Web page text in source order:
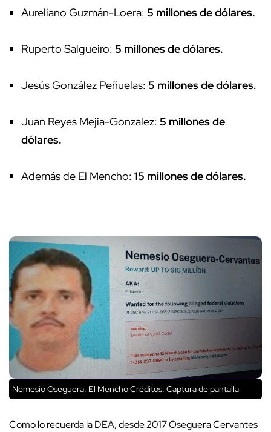
Aureliano Guzmán-Loera: 5 millones de dólares.
Ruperto Salgueiro: 5 millones de dólares.
Jesús González Peñuelas: 5 millones de dólares.
Juan Reyes Mejia-Gonzalez: 5 millones de
dólares.
Además de El Mencho: 15 millones de dólares.
Nemesio Oseguera, El MenchoCréditos: Captura de pantalla
Como lo recuerda la DEA, desde 2017 Oseguera Cervantes